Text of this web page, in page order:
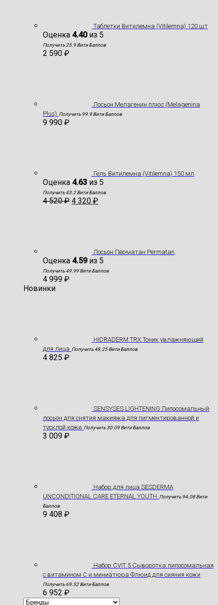
Таблетки Витилемна (Vitilemna) 120 шт
Оценка 4.40из 5
Получить 25.9 Вити Баллов
2 590 ₽
Лосьон Мелагенин плюс (Melagenina
Plus) Получить 99.9 Вити Баллов
9 990 ₽
Гель Витилемна (Vitilemna) 150 мл
Оценка 4.63 из 5
Получить 43.2 Вити Баллов
4 520₽ 4 320 ₽
Лосьон Перматан Permatan
Оценка 4.59из 5
Получить 49.99 Вити Баллов
4 999 ₽
Новинки
HIDRADERM TRX Тоник увлажняющий
для лица Получить 48.25 Вити Баллов
4 825 ₽
SENSYSES LIGHTENING Липосомальный
лосьон для снятия макияжа для пигментированной и
тусклой кожи Получить 30.09 Вити Баллов
3 009 ₽
Hабор для лица SESDERMA
UNCONDITIONAL CARE ETERNAL YOUTH Получить 94.08 Вити
Баллов
9 408 ₽
Набор CVIT 5 Сыворотка липосомальная
с витамином С и миниатюра Флюид для сияния кожи
Получить 69.52 Вити Баллов
6 952 ₽